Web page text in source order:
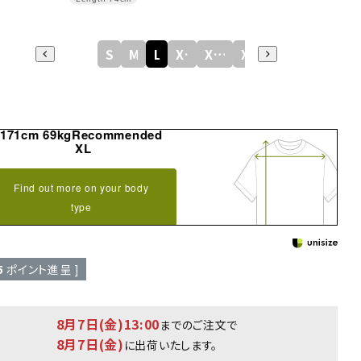
XL XXL XXXL
171cm 69kgRecommended
XL
Find out more on your body
type
ポイント進呈 ]
8月7日(金)13:00までのご注文で
8月7日(金) に出荷いたします。